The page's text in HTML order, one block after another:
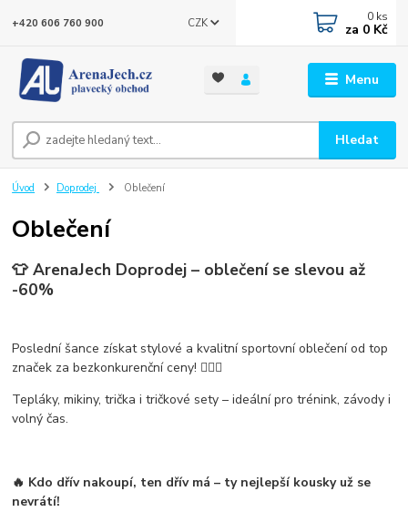
Menu
CZK
Hledat
+420 606 760 900 0 ks
za 0 Kč
Úvod Doprodej Oblečení
Oblečení
👕 ArenaJech Doprodej – oblečení se slevou až
-60%
Poslední šance získat stylové a kvalitní sportovní oblečeníod top
značek zabezkonkurenční ceny! 🏊‍♂️💪
Tepláky, mikiny, trička i tričkové sety – ideální pro trénink, závody i
volný čas.
🔥 Kdo dřív nakoupí, ten dřív má – ty nejlepší kousky už se
nevrátí!